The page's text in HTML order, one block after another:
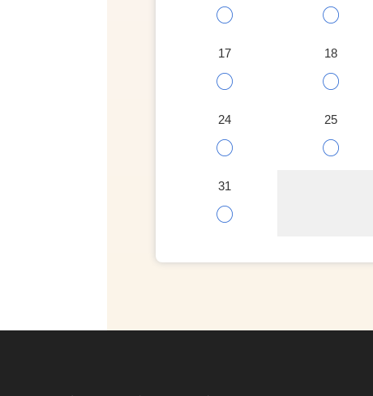
○ ○
17
○
18
○
24
○
25
○
31
○